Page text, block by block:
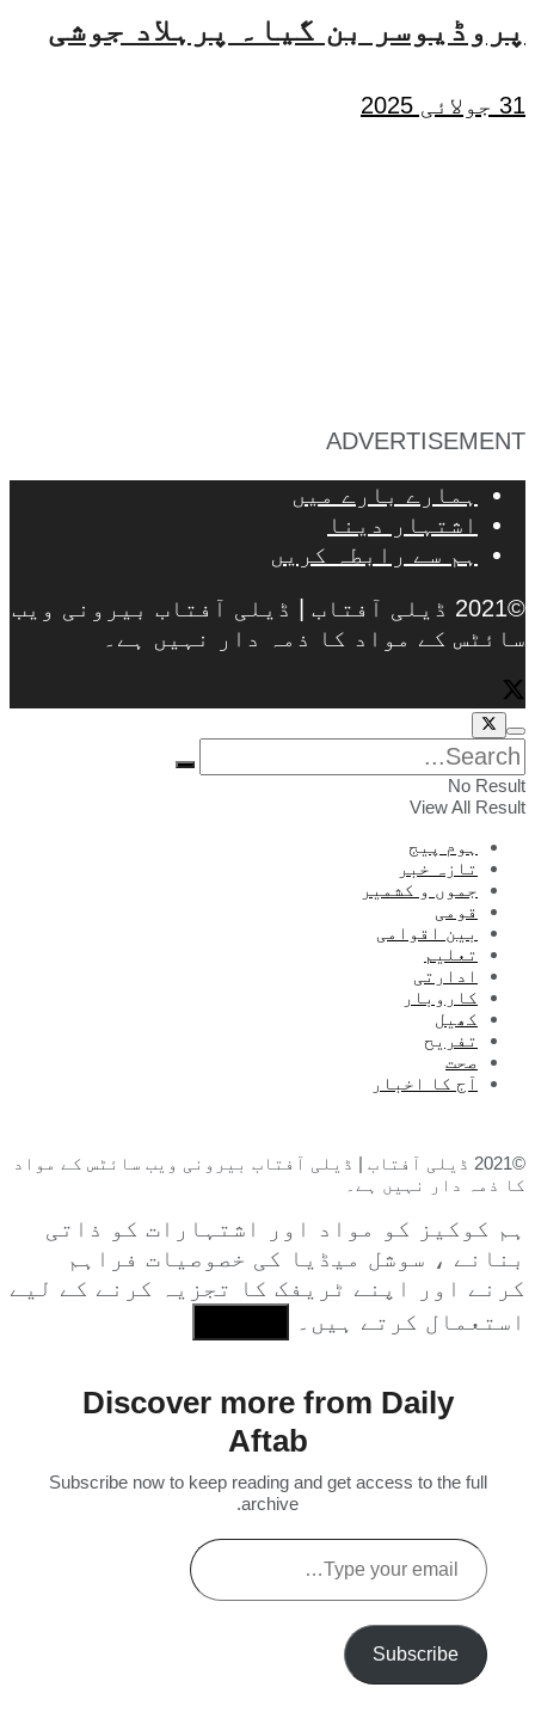
پروڈیوسر بن گیا۔ پرہلاد جوشی
31 جولائی 2025
ADVERTISEMENT
ہمارے بارے میں
اشتہار دینا
ہم سے رابطہ کریں
©2021 ڈیلی آفتاب | ڈیلی آفتاب بیرونی ویب
سائٹس کے مواد کا ذمہ دار نہیں ہے۔
No Result
View All Result
ہوم پیج
تازہ خبر
جموں و کشمیر
قومی
بین اقوامی
تعلیم
ادارتی
کاروبار
کھیل
تفریح
صحت
آج کا اخبار
©2021 ڈیلی آفتاب | ڈیلی آفتاب بیرونی ویب سائٹس کے مواد
کا ذمہ دار نہیں ہے۔
ہم کوکیز کو مواد اور اشتہارات کو ذاتی
بنانے ، سوشل میڈیا کی خصوصیات فراہم
کرنے اور اپنے ٹریفک کا تجزیہ کرنے کے لیے
استعمال کرتے ہیں۔
Discover more from Daily
Aftab
Subscribe now to keep reading and get access to the full
archive.
Type
your
Subscribe